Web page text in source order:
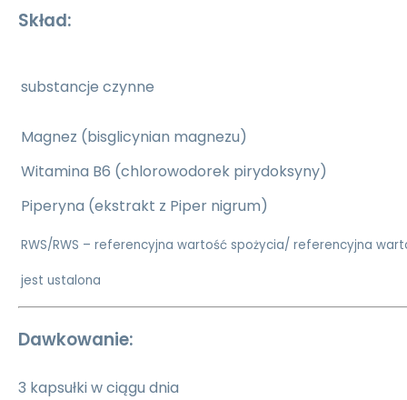
Skład:
substancje czynne
Magnez (bisglicynian magnezu)
Witamina B6 (chlorowodorek pirydoksyny)
Piperyna (ekstrakt z Piper nigrum)
RWS/RWS – referencyjna wartość spożycia/ referencyjna
jest ustalona
Dawkowanie:
3 kapsułki w ciągu dnia